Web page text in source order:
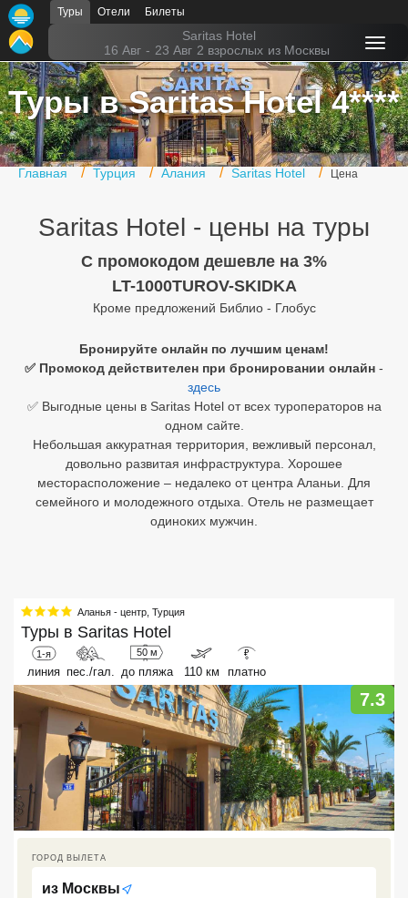
Туры Отели Билеты
Saritas Hotel
16 Авг - 23 Авг 2 взрослых из Москвы
Туры в Saritas Hotel 4****
Главная Турция Алания Saritas Hotel Цена
Saritas Hotel - цены на туры
C промокодом дешевле на 3%
LT-1000TUROV-SKIDKA
Кроме предложений Библио - Глобус
Бронируйте онлайн по лучшим ценам!
✅ Промокод действителен при бронировании онлайн -
здесь
✅ Выгодные цены в Saritas Hotel от всех туроператоров на
одном сайте.
Небольшая аккуратная территория, вежливый персонал,
довольно развитая инфраструктура. Хорошее
месторасположение – недалеко от центра Аланьи. Для
семейного и молодежного отдыха. Отель не размещает
одиноких мужчин.
Аланья - центр Турция
Туры в Saritas Hotel
1-я
линия пес./гал.
50 м
до пляжа 110 км
₽
платно
7.3
ГОРОД ВЫЛЕТА
из Москвы
Главная
Горящие туры
Туры в Турцию
Туры в Египет
Офис г. Москва
Подборки отелей
Таиланд
ОАЭ
Египет
Куба
Хайнань
Северный Гоа
Южный Гоа
Занзибар
Абхазия
Большой Сочи